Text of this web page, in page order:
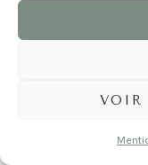
VOIR
©2024 EI Magali Selvi -